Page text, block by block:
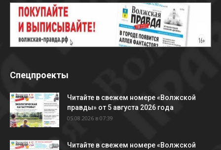
Спецпроекты
Читайте в свежем номере «Волжской
правды» от 5 августа 2026 года
05.08.2026 в 07:39
Читайте в свежем номере «Волжской